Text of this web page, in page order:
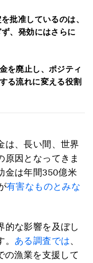
批准しているのは、
、発効にはさらに
を廃止し、ポジティ
る流れに変える役割
は、長い間、世界
原因となってきま
金は年間350億米
有害なものとみな
的な影響を及ぼし
ある調査では、
の漁業を支援して